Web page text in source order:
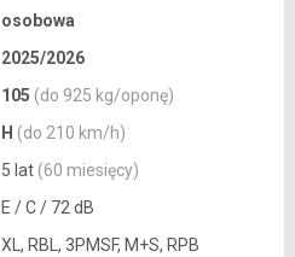
osobowa
2025/2026
105 (do 925 kg/oponę)
H (do 210 km/h)
5 lat (60 miesięcy)
E / C / 72 dB
XL, RBL, 3PMSF, M+S, RPB